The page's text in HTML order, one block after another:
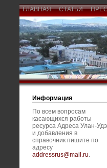
ГЛАВНАЯ СТАТЬИ
Информация
По всем вопросам
касающихся работы
ресурса Адреса Улан-Удэ
и добавления в
справочник пишите по
адресу
addressrus@mail.ru.